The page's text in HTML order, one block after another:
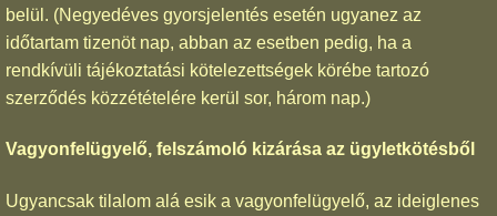
belül. (Negyedéves gyorsjelentés esetén ugyanez az
időtartam tizenöt nap, abban az esetben pedig, ha a
rendkívüli tájékoztatási kötelezettségek körébe tartozó
szerződés közzétételére kerül sor, három nap.)
Vagyonfelügyelő, felszámoló kizárása az ügyletkötésből
Ugyancsak tilalom alá esik a vagyonfelügyelő, az ideiglenes